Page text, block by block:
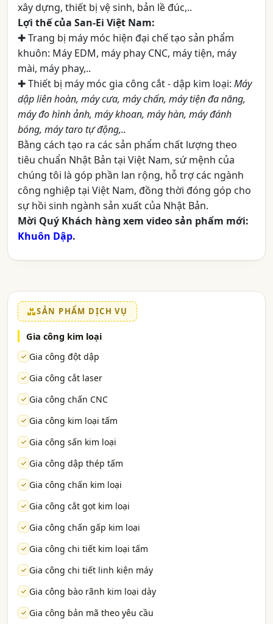
xây dựng, thiết bị vệ sinh, bản lề đúc,..
Lợi thế của San-Ei Việt Nam:
✚ Trang bị máy móc hiện đại chế tạo sản phẩm
khuôn: Máy EDM, máy phay CNC, máy tiện, máy
mài, máy phay,..
✚ Thiết bị máy móc gia công cắt - dập kim loại: Máy
dập liên hoàn, máy cưa, máy chấn, máy tiện đa năng,
máy đo hình ảnh, máy khoan, máy hàn, máy đánh
bóng, máy taro tự động,..
Bằng cách tạo ra các sản phẩm chất lượng theo
tiêu chuẩn Nhật Bản tại Việt Nam, sứ mệnh của
chúng tôi là góp phần lan rộng, hỗ trợ các ngành
công nghiệp tại Việt Nam, đồng thời đóng góp cho
sự hồi sinh ngành sản xuất của Nhật Bản.
Mời Quý Khách hàng xem video sản phẩm mới:
Khuôn Dập.
SẢN PHẨM DỊCH VỤ
Gia công kim loại
Gia công đột dập
Gia công cắt laser
Gia công chấn CNC
Gia công kim loại tấm
Gia công sấn kim loại
Gia công dập thép tấm
Gia công chấn kim loại
Gia công cắt gọt kim loại
Gia công chấn gấp kim loại
Gia công chi tiết kim loại tấm
Gia công chi tiết linh kiện máy
Gia công bào rãnh kim loại dày
Gia công bản mã theo yêu cầu